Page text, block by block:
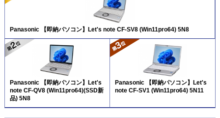
Panasonic 【即納パソコン】Let's note CF-SV8 (Win11pro64) 5N8
Panasonic 【即納パソコン】Let's
note CF-QV8 (Win11pro64)(SSD新
品) 5N8
Panasonic 【即納パソコン】Let's
note CF-SV1 (Win11pro64) 5N11